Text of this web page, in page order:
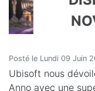
Posté le Lundi 09 Juin
Ubisoft nous
Anno avec une